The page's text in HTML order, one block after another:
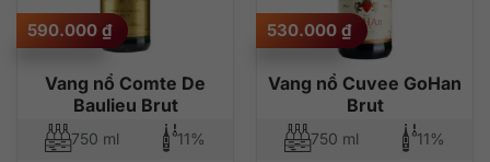
Vang nổ Comte De
Baulieu Brut
590.000 ₫
750 ml 11%
Vang nổ Cuvee GoHan
Brut
530.000 ₫
750 ml 11%